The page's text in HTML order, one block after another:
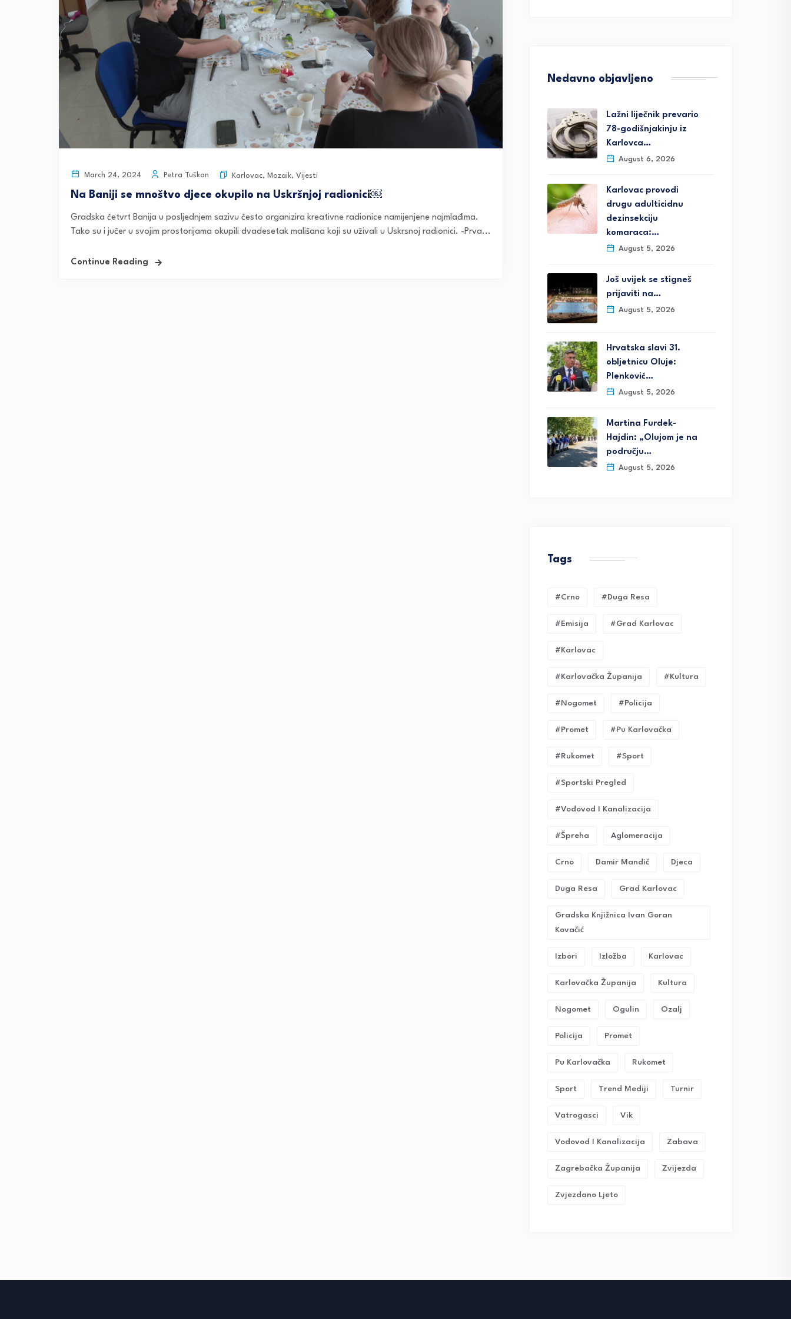
March 24, 2024 Petra Tuškan Karlovac, Mozaik, Vijesti
Na Baniji se mnoštvo djece okupilo na Uskršnjoj radionici￼
Gradska četvrt Banija u posljednjem sazivu često organizira kreativne radionice namijenjene najmlađima.
Tako su i jučer u svojim prostorijama okupili dvadesetak mališana koji su uživali u Uskrsnoj radionici. -Prva...
Continue Reading
Nedavno objavljeno
Lažni liječnik prevario
78-godišnjakinju iz
Karlovca…
August 6, 2026
Karlovac provodi
drugu adulticidnu
dezinsekciju
komaraca:…
August 5, 2026
Još uvijek se stigneš
prijaviti na…
August 5, 2026
Hrvatska slavi 31.
obljetnicu Oluje:
Plenković…
August 5, 2026
Martina Furdek-
Hajdin: „Olujom je na
području…
August 5, 2026
Tags
#crno #duga Resa
#emisija #grad Karlovac
#karlovac
#karlovačka Županija #kultura
#nogomet #policija
#promet #pu Karlovačka
#rukomet #sport
#sportski Pregled
#vodovod I Kanalizacija
#Špreha Aglomeracija
Crno Damir Mandić Djeca
Duga Resa Grad Karlovac
Gradska Knjižnica Ivan Goran
Kovačić
Izbori Izložba Karlovac
Karlovačka Županija Kultura
Nogomet Ogulin Ozalj
Policija Promet
Pu Karlovačka Rukomet
Sport Trend Mediji Turnir
Vatrogasci Vik
Vodovod I Kanalizacija Zabava
Zagrebačka Županija Zvijezda
Zvjezdano Ljeto